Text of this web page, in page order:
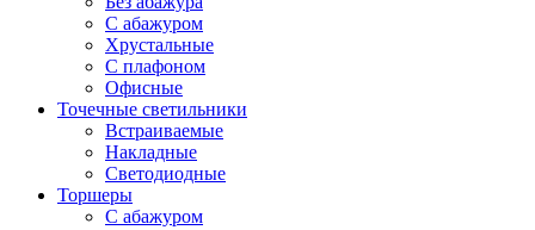
С абажуром
Хрустальные
С плафоном
Офисные
Точечные светильники
Встраиваемые
Накладные
Светодиодные
Торшеры
С абажуром